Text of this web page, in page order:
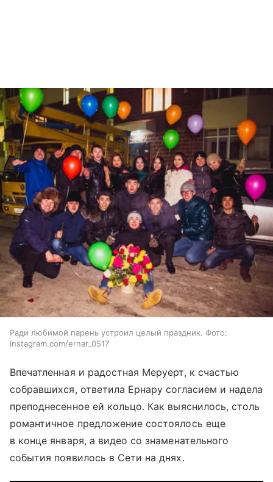
Ради любимой парень устроил целый праздник. Фото:
instagram.com/ernar_0517
Впечатленная и радостная Меруерт, к счастью
собравшихся, ответила Ернару согласием и надела
преподнесенное ей кольцо. Как выяснилось, столь
романтичное предложение состоялось еще
в конце января, а видео со знаменательного
события появилось в Сети на днях.